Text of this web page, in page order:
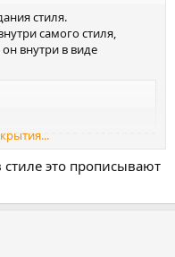
стиля.
самого стиля,
внутри в виде
стиле это прописывают